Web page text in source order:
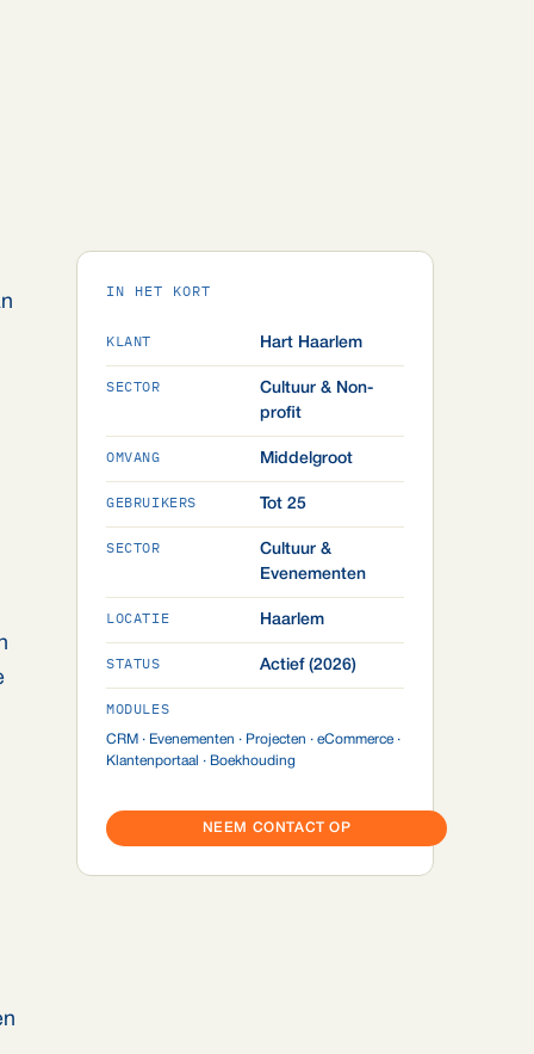
IN HET KORT
KLANT Hart Haarlem
SECTOR
Cultuur & Non-
profit
OMVANG Middelgroot
GEBRUIKERS Tot 25
SECTOR
Cultuur &
Evenementen
LOCATIE Haarlem
STATUS Actief (2026)
MODULES
CRM · Evenementen · Projecten · eCommerce ·
Klantenportaal · Boekhouding
NEEM CONTACT OP